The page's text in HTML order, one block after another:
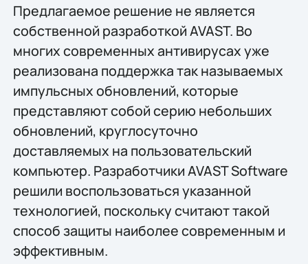
Предлагаемое решение не является
собственной разработкой AVAST. Во
многих современных антивирусах уже
реализована поддержка так называемых
импульсных обновлений, которые
представляют собой серию небольших
обновлений, круглосуточно
доставляемых на пользовательский
компьютер. Разработчики AVAST Software
решили воспользоваться указанной
технологией, поскольку считают такой
способ защиты наиболее современным и
эффективным.